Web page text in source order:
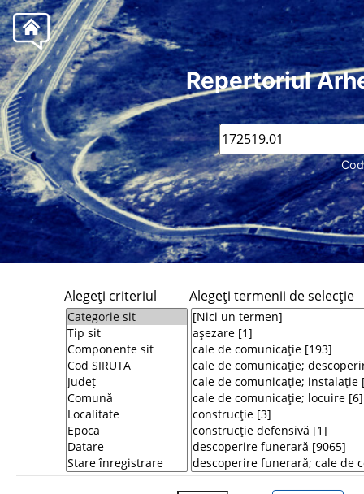
Repertoriul
Cod
Alegeţi criteriul Alegeţi termenii de selecţie